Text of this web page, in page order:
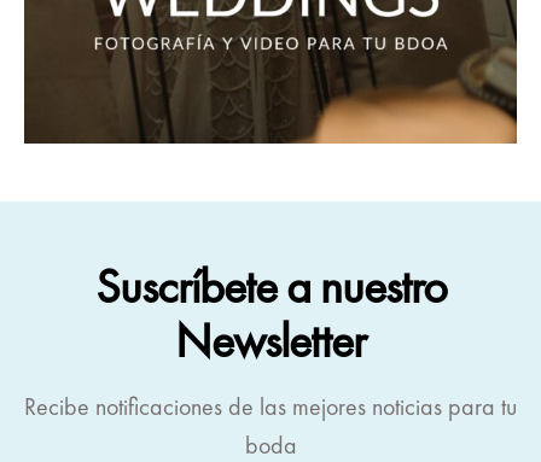
Suscríbete a nuestro
Newsletter
Recibe notificaciones de las mejores noticias para tu
boda